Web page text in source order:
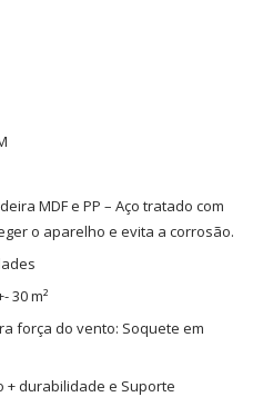
MDF e PP – Aço tratado com
o aparelho e evita a corrosão.
30 m²
força do vento: Soquete em
+ durabilidade e Suporte